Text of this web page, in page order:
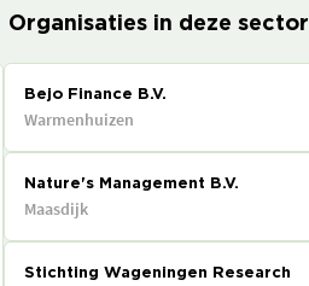
Organisaties in deze sector
Bejo Finance B.V.
Warmenhuizen
Nature's Management B.V.
Maasdijk
Stichting Wageningen Research